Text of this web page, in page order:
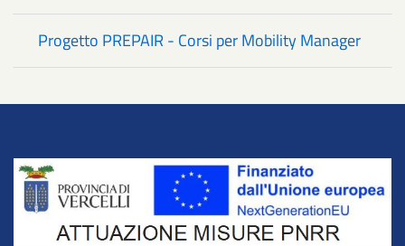
Progetto PREPAIR - Corsi per Mobility Manager
Title